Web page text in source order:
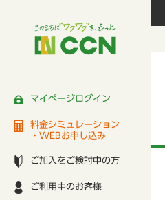
マイページログイン
料金シミュレーション
・WEBお申し込み
ご加入をご検討中の方
ご利用中のお客様